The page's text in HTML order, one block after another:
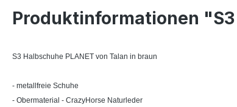
Produktinformationen
S3 Halbschuhe PLANET von Talan in braun
- metallfreie Schuhe
- Obermaterial - CrazyHorse Naturleder